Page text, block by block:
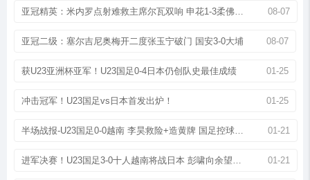
亚冠精英：米内罗点射难救主席尔瓦双响 申花1-3柔佛新山 08-07
亚冠二级：塞尔吉尼奥梅开二度张玉宁破门 国安3-0大埔 08-07
获U23亚洲杯亚军！U23国足0-4日本仍创队史最佳成绩 01-25
冲击冠军！U23国足vs日本首发出炉！ 01-25
半场战报-U23国足0-0越南 李昊救险+造黄牌 国足控球超6成 01-21
进军决赛！U23国足3-0十人越南将战日本 彭啸向余望王钰栋破门 01-21